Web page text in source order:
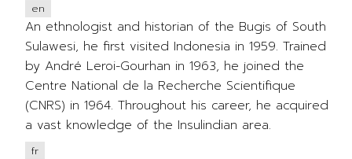
en
An ethnologist and historian of the Bugis of South
Sulawesi, he first visited Indonesia in 1959. Trained
by André Leroi-Gourhan in 1963, he joined the
Centre National de la Recherche Scientifique
(CNRS) in 1964. Throughout his career, he acquired
a vast knowledge of the Insulindian area.
fr